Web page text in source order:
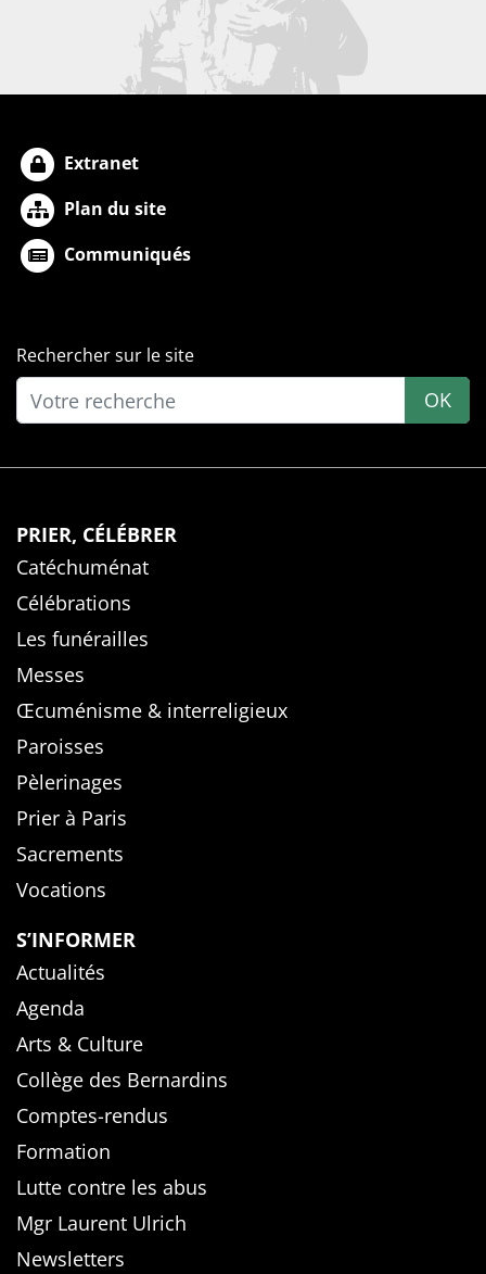
Extranet
Plan du site
Communiqués
Rechercher sur le site
OK
PRIER, CÉLÉBRER
Catéchuménat
Célébrations
Les funérailles
Messes
Œcuménisme & interreligieux
Paroisses
Pèlerinages
Prier à Paris
Sacrements
Vocations
S’INFORMER
Actualités
Agenda
Arts & Culture
Collège des Bernardins
Comptes-rendus
Formation
Lutte contre les abus
Mgr Laurent Ulrich
Newsletters